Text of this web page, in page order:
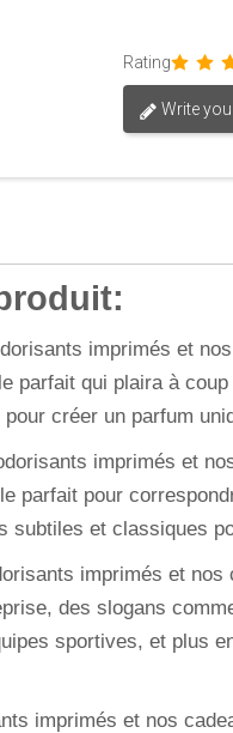
Rating
Write
imprimés et
parfait qui plaira à
créer un parfum
imprimés et
parfait pour
subtiles et classiques
imprimés et
des slogans
sportives, et plus
imprimés et nos